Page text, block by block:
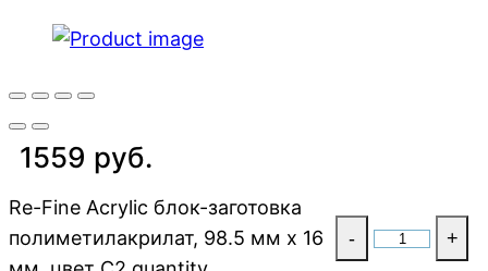
1559 руб.
Re-Fine Acrylic блок-заготовка
полиметилакрилат, 98.5 мм x 16
- +